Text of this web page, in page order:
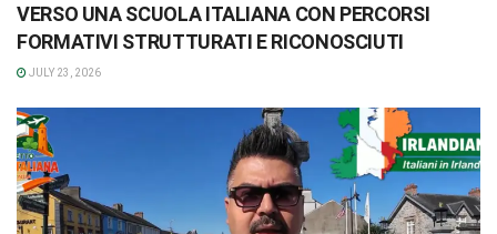
VERSO UNA SCUOLA ITALIANA CON PERCORSI
FORMATIVI STRUTTURATI E RICONOSCIUTI
JULY 23, 2026